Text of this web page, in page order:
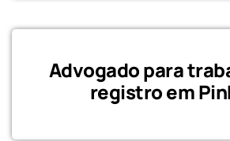
Advogado para
registro em